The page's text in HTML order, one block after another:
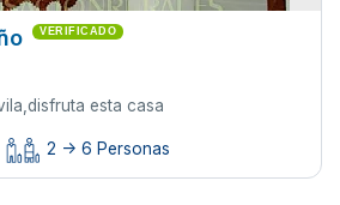
VERIFICADO
esta casa
2 -> 6 Personas